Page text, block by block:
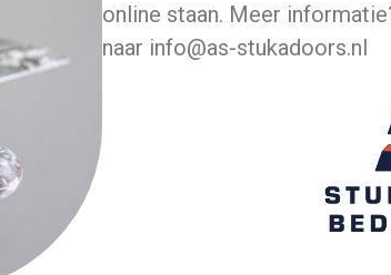
online staan. Meer
naar info@as-stukadoors.nl